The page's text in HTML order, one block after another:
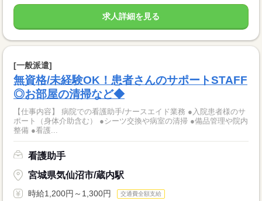
求人詳細を見る
[一般派遣]
無資格/未経験OK！患者さんのサポートSTAFF
◎お部屋の清掃など◆
【仕事内容】 病院での看護助手/ナースエイド業務 ●入院患者様のサ
ポート（身体介助含む） ●シーツ交換や病室の清掃 ●備品管理や院内
整備 ●看護...
看護助手
宮城県気仙沼市/蔵内駅
時給1,200円～1,300円 交通費全額支給